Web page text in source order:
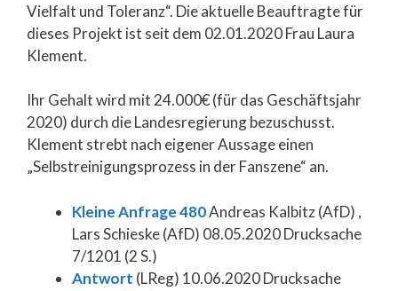
Vielfalt und Toleranz“. Die aktuelle Beauftragte für
dieses Projekt ist seit dem 02.01.2020 Frau Laura
Klement.
Ihr Gehalt wird mit 24.000€ (für das Geschäftsjahr
2020) durch die Landesregierung bezuschusst.
Klement strebt nach eigener Aussage einen
„Selbstreinigungsprozess in der Fanszene“ an.
Kleine Anfrage 480Andreas Kalbitz (AfD) ,
Lars Schieske (AfD) 08.05.2020 Drucksache
7/1201 (2 S.)
Antwort (LReg) 10.06.2020 Drucksache